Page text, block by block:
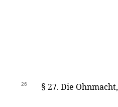
26 § 27. Die